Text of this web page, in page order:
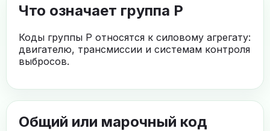
Что означает группа P
Коды группы P относятся к силовому агрегату:
двигателю, трансмиссии и системам контроля
выбросов.
Общий или марочный код